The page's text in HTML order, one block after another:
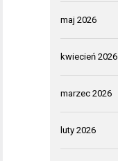
maj 2026
kwiecień 2026
marzec 2026
luty 2026